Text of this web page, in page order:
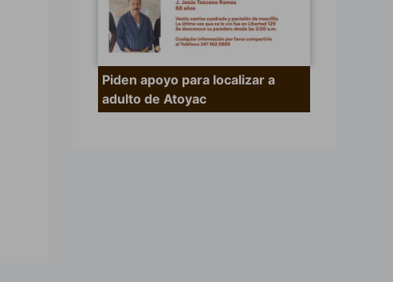
Piden apoyo para localizar a
adulto de Atoyac